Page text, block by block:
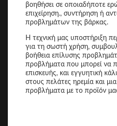
βοηθήσει σε οποιαδήποτε
επιχείρηση., συντήρηση ή
προβλημάτων της βάρκας.
Η τεχνική μας υποστήριξη
για τη σωστή χρήση,
βοήθεια επίλυσης
προβλήματα που μπορεί να
επισκευής, και εγγυητική
στους πελάτες ηρεμία και
προβλήματα με το προϊόν